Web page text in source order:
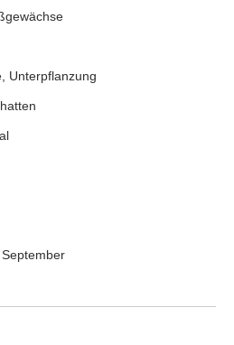
Unterpflanzung